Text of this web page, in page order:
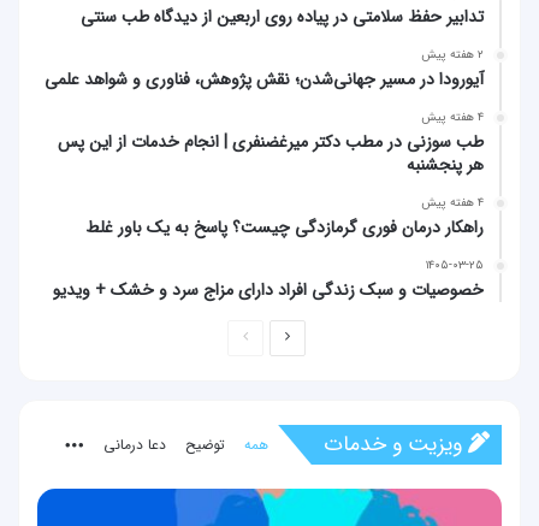
تدابیر حفظ سلامتی در پیاده روی اربعین از دیدگاه طب سنتی
۲ هفته پیش
آیورودا در مسیر جهانی‌شدن؛ نقش پژوهش، فناوری و شواهد علمی
۴ هفته پیش
طب سوزنی در مطب دکتر میرغضنفری | انجام خدمات از این پس
هر پنجشنبه
۴ هفته پیش
راهکار درمان فوری گرمازدگی چیست؟ پاسخ به یک باور غلط
۱۴۰۵-۰۳-۲۵
خصوصیات و سبک زندگی افراد دارای مزاج سرد و خشک + ویدیو
صفحه
صفحه
ویزیت و خدمات همه توضیح دعا درمانی More